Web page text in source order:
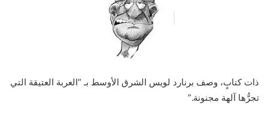
ذات كتابٍ، وصف برنارد لويس الشرق الأوسط بـ “العربة العتيقة التي
تجرُّها آلهة مجنونة.”